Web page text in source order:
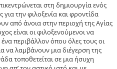
στη δημιουργία ενός
για την φιλοξενία και φροντίδα
από άνοια στην περιοχή της Αγίας
είναι οι φιλοξενούμενοι να
ένα περιβάλλον όπου όλες τους οι
να λαμβάνουν μια διέγερση της
τοποθετείται σε μια ήσυχη